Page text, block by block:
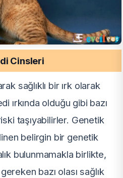
Cinsleri
sağlıklı bir ırk olarak
ırkında olduğu gibi bazı
taşıyabilirler. Genetik
belirgin bir genetik
bulunmamakla birlikte,
bazı olası sağlık